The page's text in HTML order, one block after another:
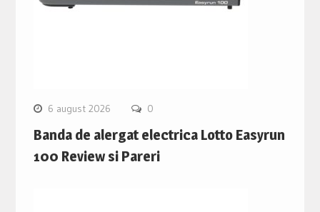
6 august 2026 0
Banda de alergat electrica Lotto Easyrun
100 Review si Pareri